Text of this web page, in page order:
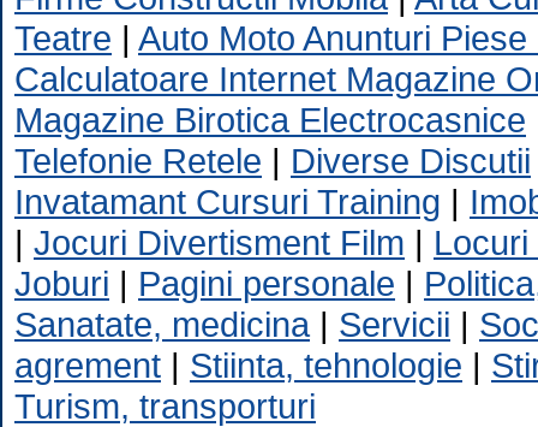
Teatre | Auto Moto Anunturi
Calculatoare Internet Magazine
Magazine Birotica Electrocasnice
Telefonie Retele | Diverse Discutii
Invatamant Cursuri Training |
| Jocuri Divertisment Film |
Joburi | Pagini personale |
Sanatate, medicina| Servicii |
agrement | Stiinta, tehnologie |
Turism, transporturi